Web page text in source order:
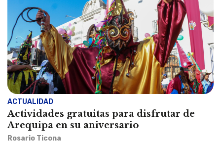
ACTUALIDAD
Actividades gratuitas para disfrutar de
Arequipa en su aniversario
Rosario Ticona